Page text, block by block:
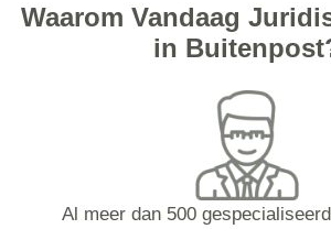
Waarom Vandaag
in
Al meer dan 500